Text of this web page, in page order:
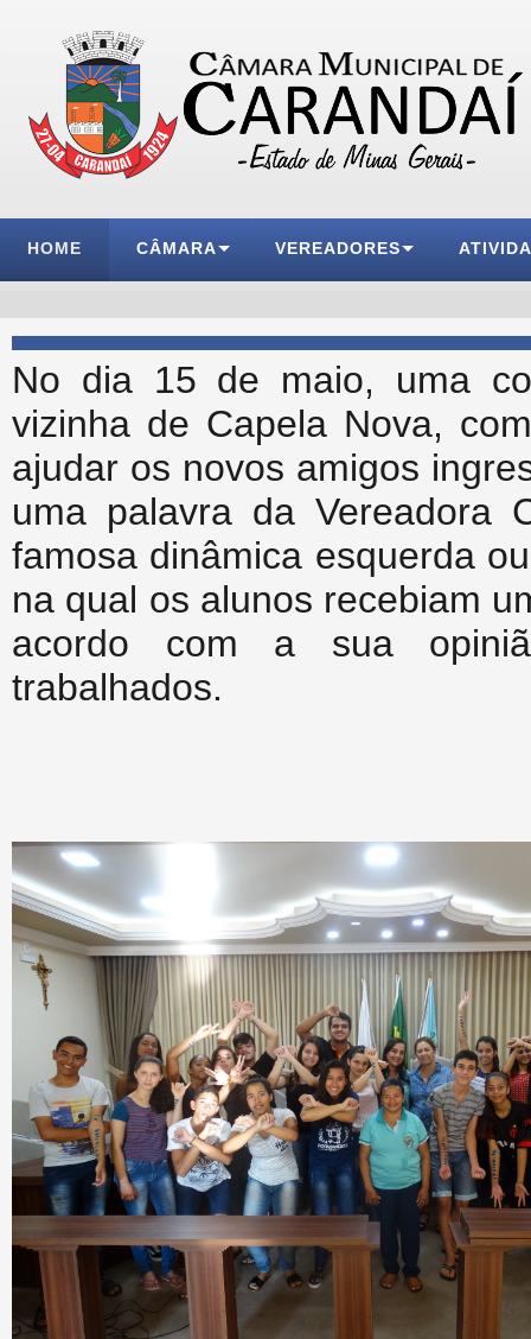
HOME CÂMARA VEREADORES
No dia 15 de maio, uma
vizinha de Capela Nova,
ajudar os novos amigos
uma palavra da Vereadora
famosa dinâmica esquerda
na qual os alunos recebiam
acordo com a sua
trabalhados.